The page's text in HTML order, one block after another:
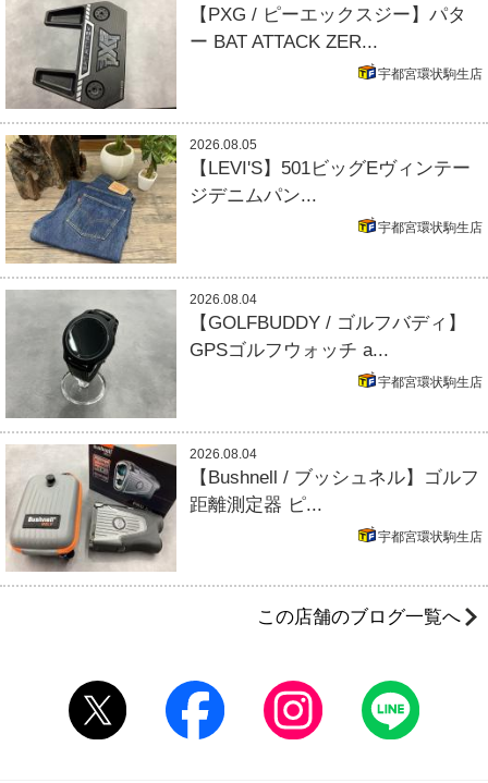
【PXG / ピーエックスジー】パタ
ー BAT ATTACK ZER...
宇都宮環状駒生店
2026.08.05
【LEVI'S】501ビッグEヴィンテー
ジデニムパン...
宇都宮環状駒生店
2026.08.04
【GOLFBUDDY / ゴルフバディ】
GPSゴルフウォッチ a...
宇都宮環状駒生店
2026.08.04
【Bushnell / ブッシュネル】ゴルフ
距離測定器 ピ...
宇都宮環状駒生店
この店舗のブログ一覧へ